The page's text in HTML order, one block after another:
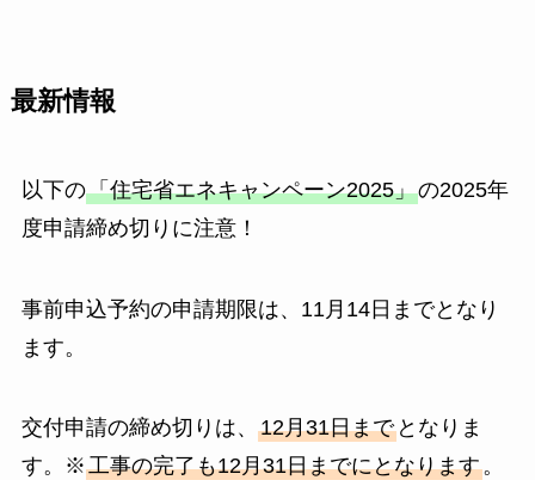
最新情報
以下の「住宅省エネキャンペーン2025」の2025年
度申請締め切りに注意！
事前申込予約の申請期限は、11月14日までとなり
ます。
交付申請の締め切りは、 12月31日までとなりま
す。※工事の完了も12月31日までにとなります。